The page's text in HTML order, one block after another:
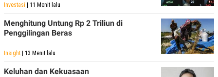
Investasi | 11 Menit lalu
Menghitung Untung Rp 2 Triliun di
Penggilingan Beras
Insight | 13 Menit lalu
Keluhan dan Kekuasaan